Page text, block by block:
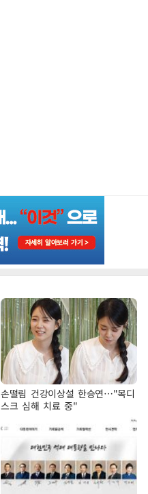
손떨림 건강이상설 한승연…"목디
스크 심해 치료 중"